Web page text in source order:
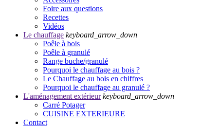
Foire aux questions
Recettes
Vidéos
Le chauffage keyboard_arrow_down
Poêle à bois
Poêle à granulé
Range buche/granulé
Pourquoi le chauffage au bois ?
Le Chauffage au bois en chiffres
Pourquoi le chauffage au granulé ?
L'aménagement extérieur keyboard_arrow_down
Carré Potager
CUISINE EXTERIEURE
Contact